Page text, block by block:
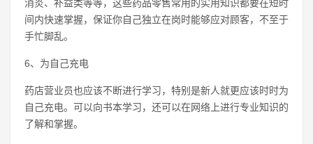
消炎、补益类等等，这些药品零售常用的实用知识都要在短时
间内快速掌握，保证你自己独立在岗时能够应对顾客，不至于
手忙脚乱。
6、为自己充电
药店营业员也应该不断进行学习，特别是新人就更应该时时为
自己充电。可以向书本学习，还可以在网络上进行专业知识的
了解和掌握。